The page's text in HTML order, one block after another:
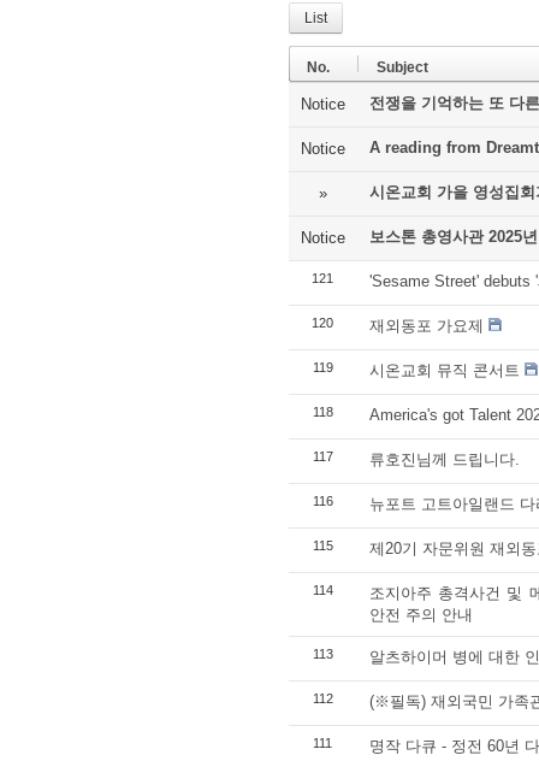
List
No. Subject
Notice 전쟁을 기억하는 또 다
Notice A reading from
» 시온교회 가을 영성집
Notice 보스톤 총영사관 2025
121 'Sesame Street' debuts
120 재외동포 가요제
119 시온교회 뮤직 콘서트
118 America's got Talent
117 류호진님께 드립니다.
116 뉴포트 고트아일랜드
115 제20기 자문위원 재외
114
조지아주 총격사건 및
안전 주의 안내
113 알츠하이머 병에 대한
112 (※필독) 재외국민 가족
111 명작 다큐 - 정전 60년